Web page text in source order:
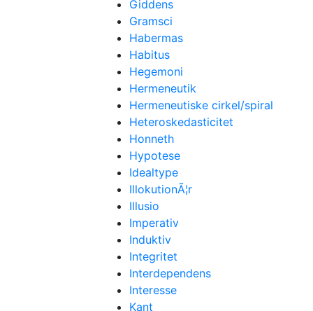
Giddens
Gramsci
Habermas
Habitus
Hegemoni
Hermeneutik
Hermeneutiske cirkel/spiral
Heteroskedasticitet
Honneth
Hypotese
Idealtype
IllokutionÃ¦r
Illusio
Imperativ
Induktiv
Integritet
Interdependens
Interesse
Kant